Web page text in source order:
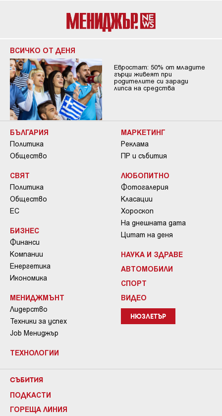
ВСИЧКО ОТ ДЕНЯ
Евростат: 50% от младите
гърци живеят при
родителите си заради
липса на средства
БЪЛГАРИЯ
Политика
Общество
СВЯТ
Политика
Общество
ЕС
БИЗНЕС
Финанси
Компании
Енергетика
Икономика
МЕНИДЖМЪНТ
Лидерство
Техники за успех
Job Мениджър
ТЕХНОЛОГИИ
МАРКЕТИНГ
Реклама
ПР и събития
ЛЮБОПИТНО
Фотогалерия
Класации
Хороскоп
На днешната дата
Цитат на деня
НАУКА И ЗДРАВЕ
АВТОМОБИЛИ
СПОРТ
ВИДЕО
НЮЗЛЕТЪР
СЪБИТИЯ
ПОДКАСТИ
ГОРЕЩА ЛИНИЯ